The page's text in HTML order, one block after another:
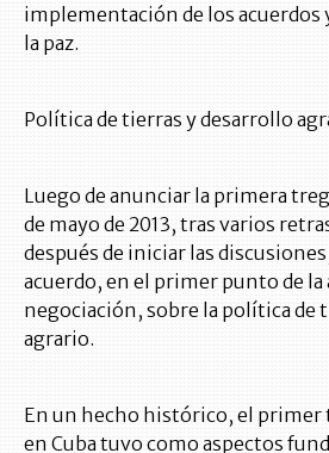
implementación de los acuerdos
la paz.
Política de tierras y desarrollo
Luego de anunciar la primera
de mayo de 2013, tras varios
después de iniciar las
acuerdo, en el primer punto de la
negociación, sobre la política de
agrario.
En un hecho histórico, el primer
en Cuba tuvo como aspectos